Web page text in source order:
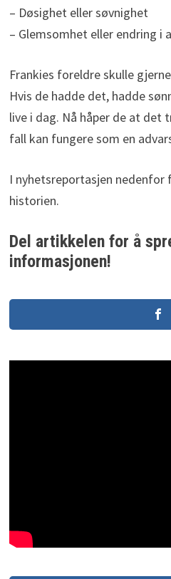
– Døsighet eller søvnighet
– Glemsomhet eller endring i
Frankies foreldre skulle
Hvis de hadde det, hadde
live i dag. Nå håper de at det
fall kan fungere som en
I nyhetsreportasjen
historien.
Del artikkelen for å
informasjonen!